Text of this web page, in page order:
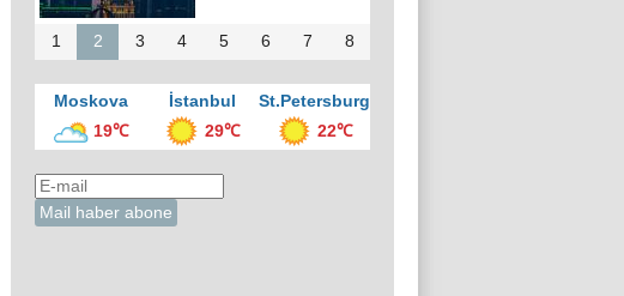
1 2 3 4 5 6 7 8
Moskova İstanbul
St.Petersburg
19℃
29℃ 22℃